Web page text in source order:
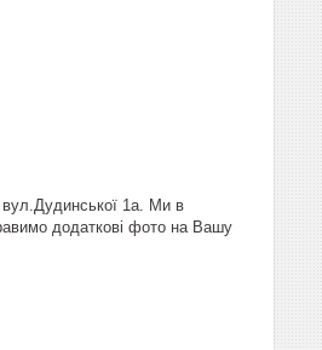
вул.Дудинської 1а. Ми в
додаткові фото на Вашу